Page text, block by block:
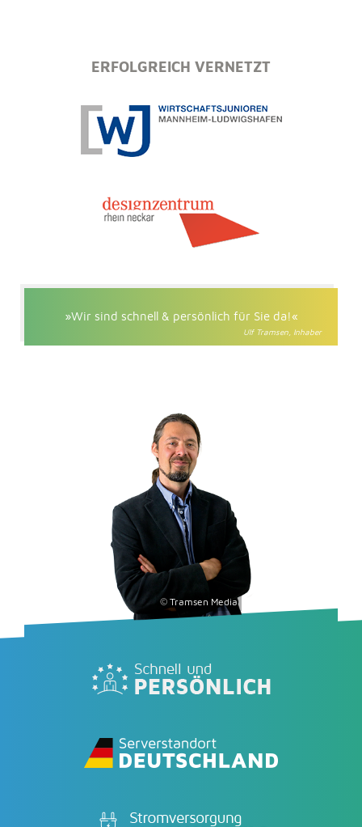
ERFOLGREICH VERNETZT
© Tramsen Media
»Wir sind schnell & persönlich für Sie da!«
Ulf Tramsen, Inhaber